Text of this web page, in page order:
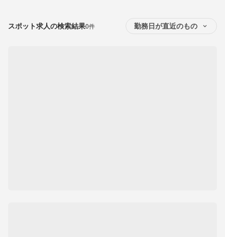
スポット求人の検索結果0件 勤務日が直近のもの